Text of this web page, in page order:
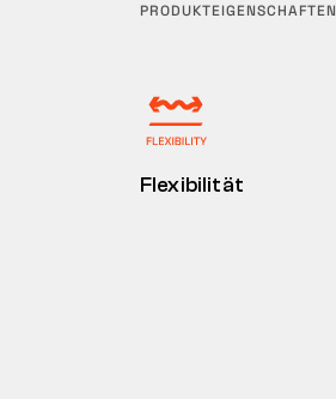
PRODUKTEIGENSCHAFTEN
Flexibilität